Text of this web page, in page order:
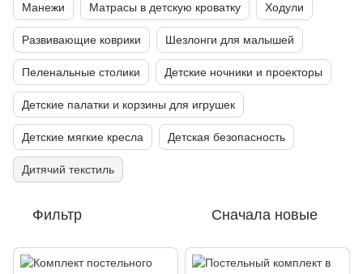
Манежи Матрасы в детскую кроватку Ходули
Развивающие коврики Шезлонги для малышей
Пеленальные столики Детские ночники и проекторы
Детские палатки и корзины для игрушек
Детские мягкие кресла Детская безопасность
Дитячий текстиль
Фильтр Сначала новые